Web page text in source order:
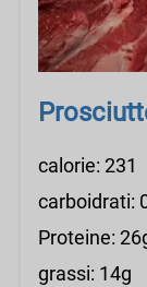
calorie: 231
carboidrati:
Proteine:
grassi: 14g